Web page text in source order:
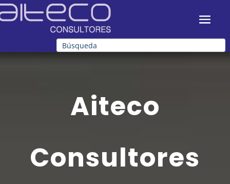
Aiteco
Consultores